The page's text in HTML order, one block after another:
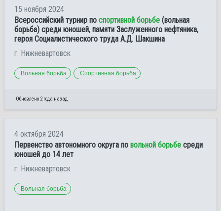
15 ноября 2024
Всероссийский турнир по спортивной борьбе (вольная
борьба) среди юношей, памяти Заслуженного нефтяника,
героя Социалистического труда А.Д. Шакшина
г. Нижневартовск
Вольная борьба Спортивная борьба
Обновлено 2 года назад
4 октября 2024
Первенство автономного округа по вольной борьбе среди
юношей до 14 лет
г. Нижневартовск
Вольная борьба